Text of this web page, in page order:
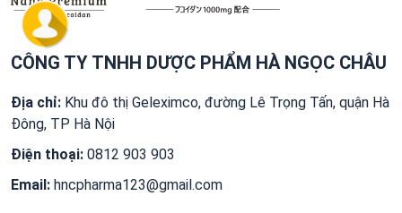
CÔNG TY TNHH DƯỢC PHẨM HÀ NGỌC CHÂU
Địa chỉ: Khu đô thị Geleximco, đường Lê Trọng Tấn, quận Hà
Đông, TP Hà Nội
Điện thoại: 0812 903 903
Email: hncpharma123@gmail.com